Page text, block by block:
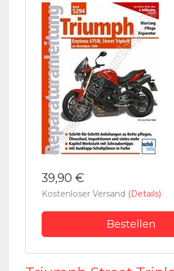
39,90 €
Kostenloser Versand (Details)
Bestellen